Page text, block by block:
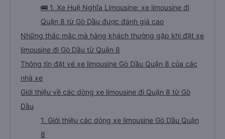
🚌 1. Xe Huệ Nghĩa Limousine: xe limousine đi
Quận 8 từ Gò Dầu được đánh giá cao
Những thắc mắc mà hàng khách thường gặp khi đặt xe
limousine đi Gò Dầu từ Quận 8
Thông tin đặt vé xe limousine Gò Dầu Quận 8 của các
nhà xe
Giới thiệu về các dòng xe limousine đi Quận 8 từ Gò
Dầu
1. Giới thiệu các dòng xe limousine Gò Dầu Quận
8